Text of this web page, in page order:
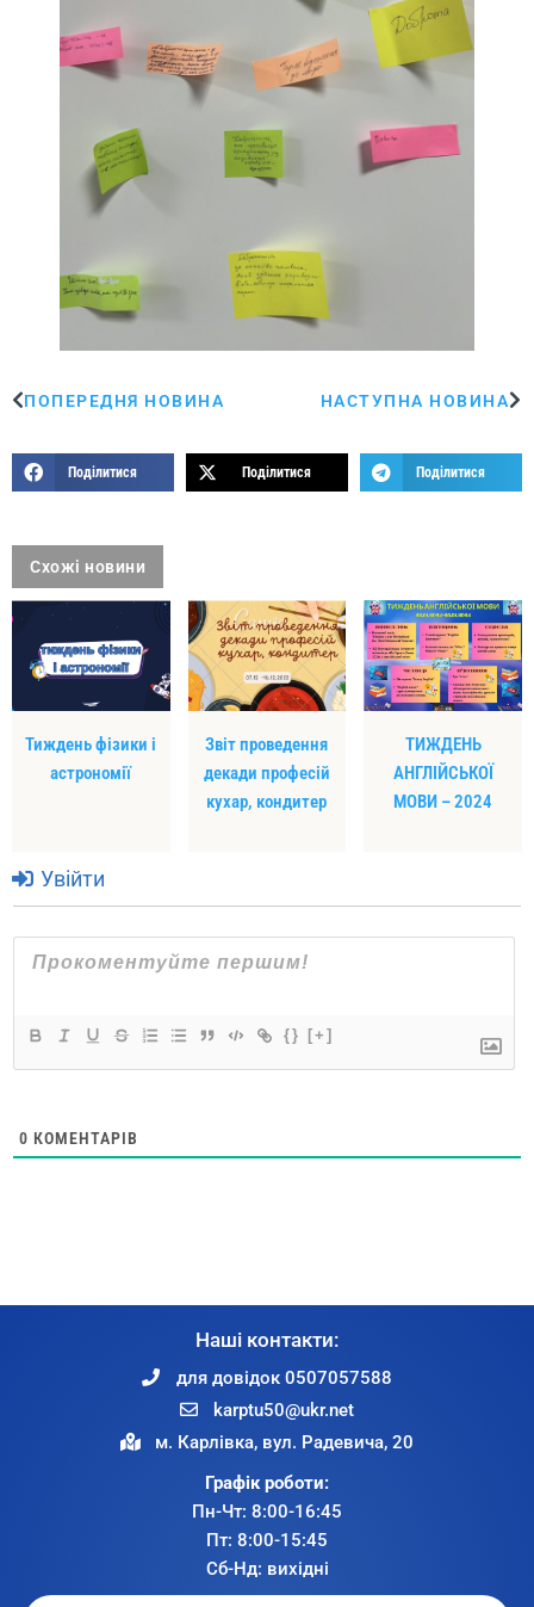
ПОПЕРЕДНЯ НОВИНА НАСТУПНА НОВИНА
Поділитися Поділитися Поділитися
Схожі новини
Тиждень фізики і
астрономії
Звіт проведення
декади професій
кухар, кондитер
ТИЖДЕНЬ
АНГЛІЙСЬКОЇ
МОВИ – 2024
Увійти
{} [+]
0 КОМЕНТАРІВ
Наші контакти:
для довідок 0507057588
karptu50@ukr.net
м. Карлівка, вул. Радевича, 20
Графік роботи:
Пн-Чт: 8:00-16:45
Пт: 8:00-15:45
Сб-Нд: вихідні